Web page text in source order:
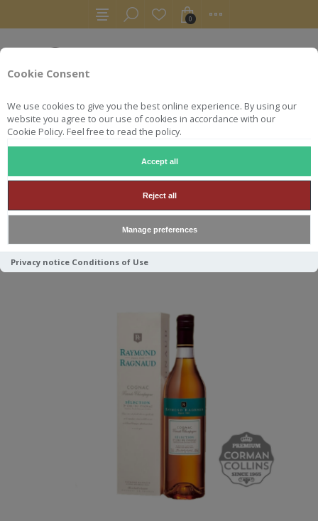
Cookie Consent
We use cookies to give you the best online experience. By using our
website you agree to our use of cookies in accordance with our
Cookie Policy. Feel free to read the policy.
Accept all
Reject all
Manage preferences
Privacy notice Conditions of Use
0
RAYMON RAGNAUD